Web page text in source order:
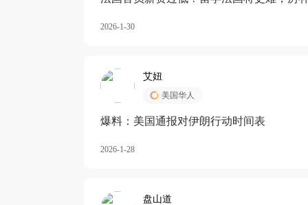
2026-1-30
艾妞
美国华人
爆料：美国通报对伊朗行动时间表
2026-1-28
盘山道